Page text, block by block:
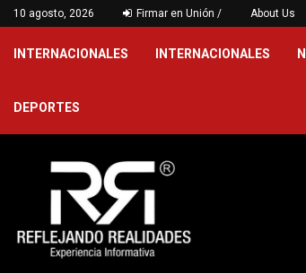
10 agosto, 2026 Firmar en Unión / About Us
para… Secretaría de
INTERNACIONALES INTERNACIONALES
DEPORTES